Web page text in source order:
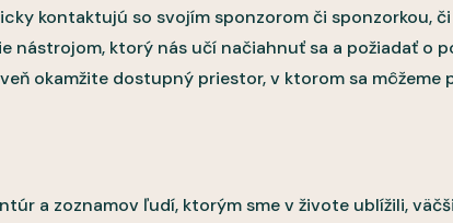
kontaktujú so svojím sponzorom či sponzorkou,
nástrojom, ktorý nás učí načiahnuť sa a požiadať o
okamžite dostupný priestor, v ktorom sa môžeme
a zoznamov ľudí, ktorým sme v živote ublížili,